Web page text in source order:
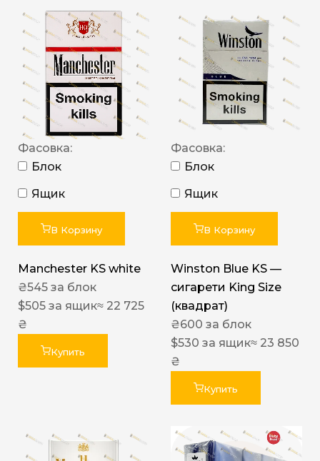
Фасовка:
Блок
Ящик
В Корзину
Manchester KS white
₴545 за блок
$505 за ящик≈ 22 725
₴
Купить
Фасовка:
Блок
Ящик
В Корзину
Winston Blue KS —
сигарети King Size
(квадрат)
₴600 за блок
$530 за ящик≈ 23 850
₴
Купить